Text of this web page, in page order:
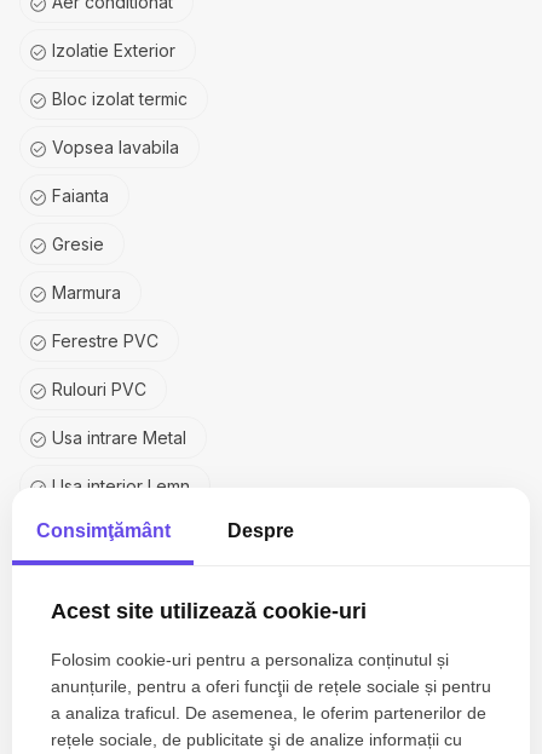
Izolatie Exterior
Bloc izolat termic
Vopsea lavabila
Faianta
Gresie
Marmura
Ferestre PVC
Rulouri PVC
Usa intrare Metal
Usa interior Lemn
Usa interior Sticla
Bucatarie Utilata
Consimţământ Despre
Acest site utilizează cookie-uri
Folosim cookie-uri pentru a personaliza conținutul și
anunțurile, pentru a oferi funcţii de rețele sociale și pentru
a analiza traficul. De asemenea, le oferim partenerilor de
rețele sociale, de publicitate şi de analize informații cu